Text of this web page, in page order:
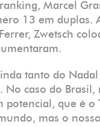
Marcel
13 em duplas.
Zwetsch
tanto do
No caso do
que é o
mas o